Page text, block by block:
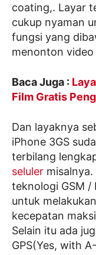
coating,. Layar
cukup nyaman
fungsi yang
menonton
Baca Juga :
Film Gratis
Dan layaknya
iPhone 3GS
terbilang
seluler
teknologi GSM /
untuk
kecepatan
Selain itu ada
GPS(Yes, with